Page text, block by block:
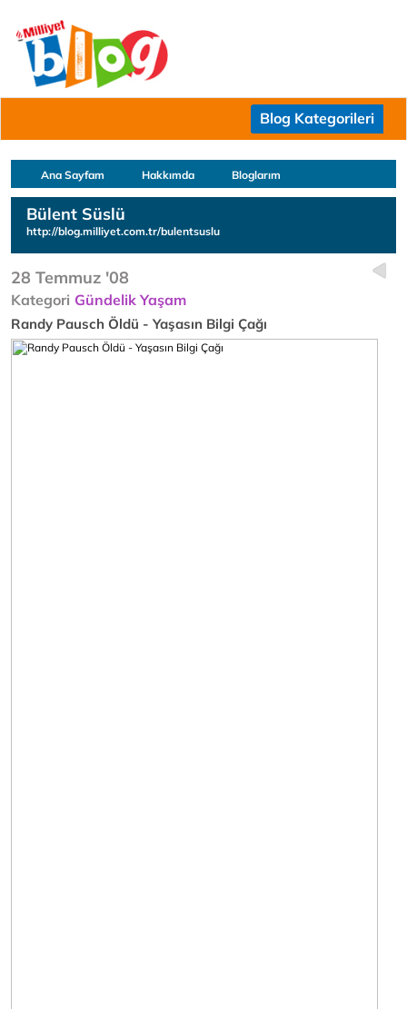
Blog Kategorileri
Ana Sayfam Hakkımda Bloglarım
Bülent Süslü
http://blog.milliyet.com.tr/bulentsuslu
28 Temmuz '08
Kategori Gündelik Yaşam
Randy Pausch Öldü - Yaşasın Bilgi Çağı